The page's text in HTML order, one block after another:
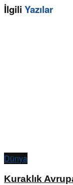
İlgili Yazılar
Dünya
Kuraklık